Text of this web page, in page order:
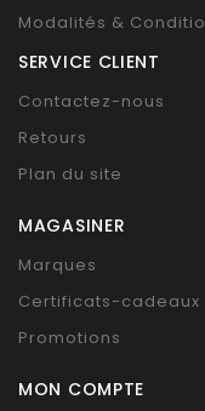
Modalités &
SERVICE CLIENT
Contactez-nous
Retours
Plan du site
MAGASINER
Marques
Certificats-cadeaux
Promotions
MON COMPTE